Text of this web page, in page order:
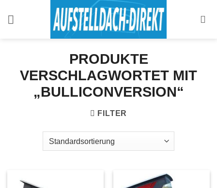
Inhalt
PRODUKTE
VERSCHLAGWORTET MIT
„BULLICONVERSION“
FILTER